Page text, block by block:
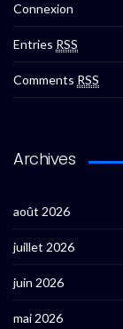
Connexion
Entries RSS
Comments RSS
Archives
août 2026
juillet 2026
juin 2026
mai 2026